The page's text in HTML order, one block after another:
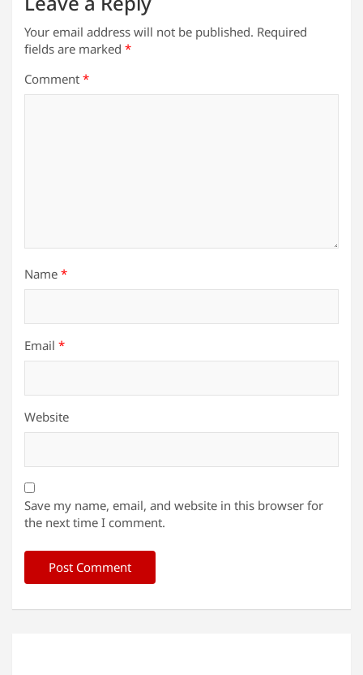
Your email address will not be published. Required
fields are marked *
Comment *
Name *
Email *
Website
Save my name, email, and website in this browser for
the next time I comment.